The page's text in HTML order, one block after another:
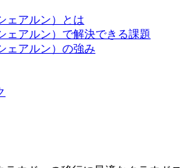
ェアルン）とは
ェアルン）で解決できる課題
ェアルン）の強み